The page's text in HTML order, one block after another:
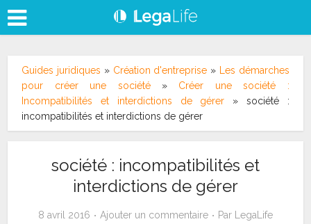
Guides juridiques » Création d'entreprise »
Les démarches
pour créer une société» Créer une société :
Incompatibilités et interdictions de gérer »société :
incompatibilités et interdictions de gérer
société : incompatibilités et
interdictions de gérer
8 avril 2016 Ajouter un commentaire Par
LegaLife